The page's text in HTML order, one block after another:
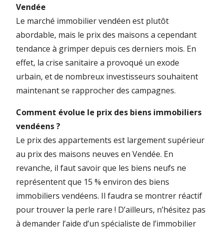
Vendée
Le marché immobilier vendéen est plutôt
abordable, mais le prix des maisons a cependant
tendance à grimper depuis ces derniers mois. En
effet, la crise sanitaire a provoqué un exode
urbain, et de nombreux investisseurs souhaitent
maintenant se rapprocher des campagnes.
Comment évolue le prix des biens immobiliers
vendéens ?
Le prix des appartements est largement supérieur
au prix des maisons neuves en Vendée. En
revanche, il faut savoir que les biens neufs ne
représentent que 15 % environ des biens
immobiliers vendéens. Il faudra se montrer réactif
pour trouver la perle rare ! D’ailleurs, n’hésitez pas
à demander l’aide d’un spécialiste de l’immobilier